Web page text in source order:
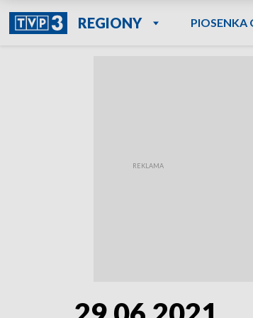
REGIONY PIOSENKA